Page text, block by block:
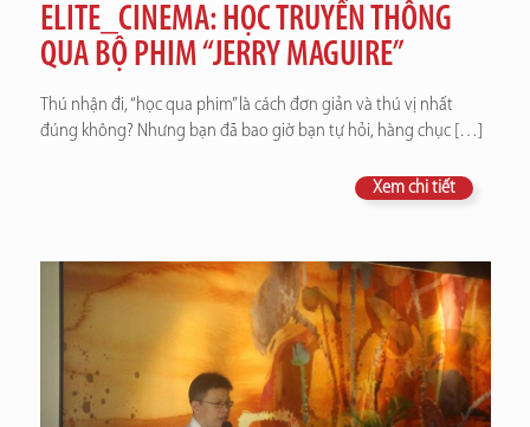
ELITE_CINEMA: HỌC TRUYỀN THÔNG
QUA BỘ PHIM “JERRY MAGUIRE”
Thú nhận đi, “học qua phim” là cách đơn giản và thú vị nhất
đúng không? Nhưng bạn đã bao giờ bạn tự hỏi, hàng chục[…]
Xem chi tiết